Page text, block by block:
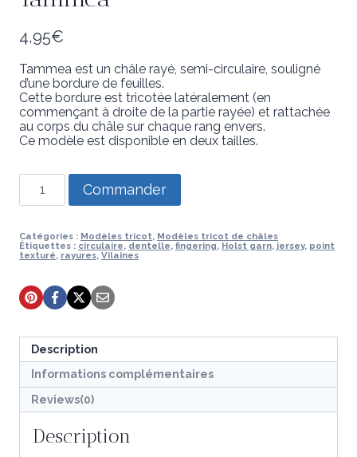
4,95€
Tammea est un châle rayé, semi-circulaire, souligné
d’une bordure de feuilles.
Cette bordure est tricotée latéralement (en
commençant à droite de la partie rayée) et rattachée
au corps du châle sur chaque rang envers.
Ce modèle est disponible en deux tailles.
quantité
Modèle
tricot
-
Commander
Catégories : Modèles tricot, Modèles tricot de châles
Étiquettes : circulaire, dentelle, fingering, Holst garn, jersey, point
texturé, rayures, Vilaines
Description
Informations complémentaires
Reviews(0)
Description